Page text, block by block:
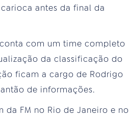
antes da final da
com um time completo
da classificação do
ficam a cargo de Rodrigo
de informações.
da FM no Rio de Janeiro e no